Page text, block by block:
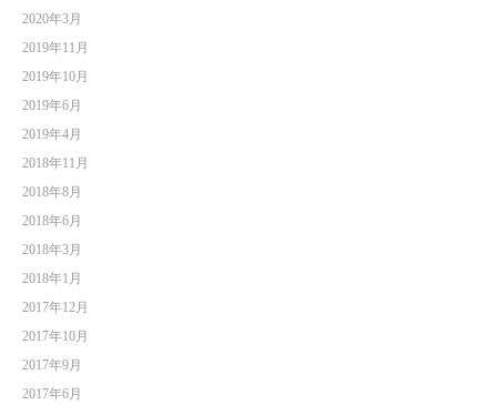
2020年3月
2019年11月
2019年10月
2019年6月
2019年4月
2018年11月
2018年8月
2018年6月
2018年3月
2018年1月
2017年12月
2017年10月
2017年9月
2017年6月